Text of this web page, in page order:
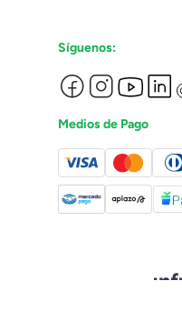
Síguenos:
Medios de Pago